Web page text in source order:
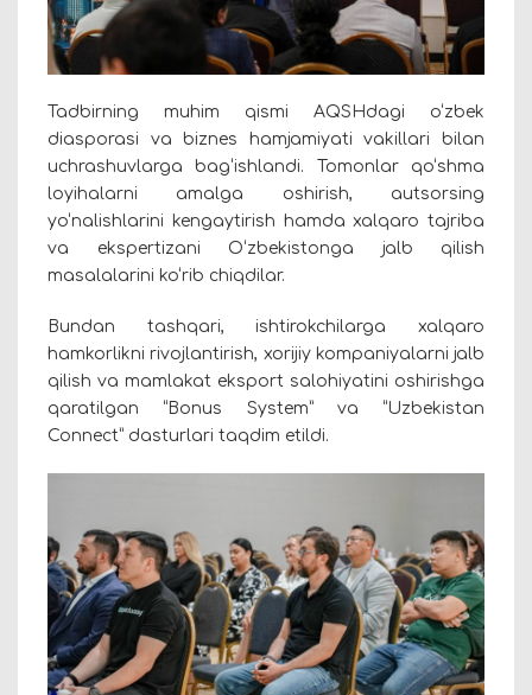
Tadbirning muhim qismi AQSHdagi o‘zbek
diasporasi va biznes hamjamiyati vakillari bilan
uchrashuvlarga bag‘ishlandi. Tomonlar qo‘shma
loyihalarni amalga oshirish, autsorsing
yo‘nalishlarini kengaytirish hamda xalqaro tajriba
va ekspertizani O‘zbekistonga jalb qilish
masalalarini ko‘rib chiqdilar.
Bundan tashqari, ishtirokchilarga xalqaro
hamkorlikni rivojlantirish, xorijiy kompaniyalarni jalb
qilish va mamlakat eksport salohiyatini oshirishga
qaratilgan “Bonus System” va “Uzbekistan
Connect” dasturlari taqdim etildi.